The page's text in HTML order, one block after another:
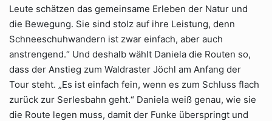
Leute schätzen das gemeinsame Erleben der Natur und
die Bewegung. Sie sind stolz auf ihre Leistung, denn
Schneeschuhwandern ist zwar einfach, aber auch
anstrengend.“ Und deshalb wählt Daniela die Routen so,
dass der Anstieg zum Waldraster Jöchl am Anfang der
Tour steht. „Es ist einfach fein, wenn es zum Schluss flach
zurück zur Serlesbahn geht.“ Daniela weiß genau, wie sie
die Route legen muss, damit der Funke überspringt und